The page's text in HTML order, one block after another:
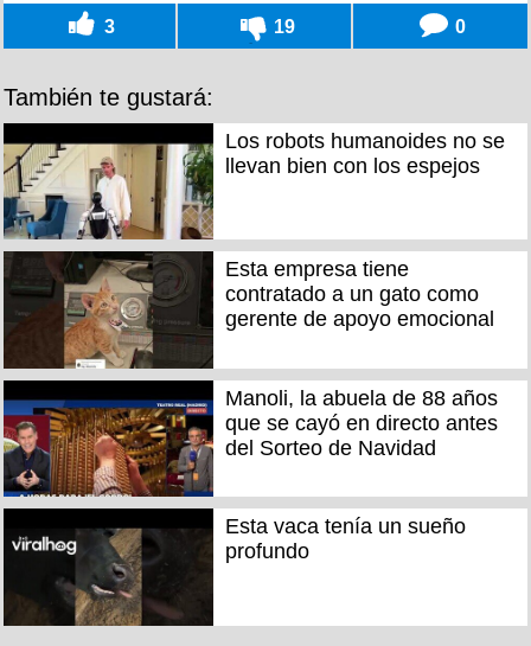
3 19 0
También te gustará:
Los robots humanoides no se
llevan bien con los espejos
Esta empresa tiene
contratado a un gato como
gerente de apoyo emocional
Manoli, la abuela de 88 años
que se cayó en directo antes
del Sorteo de Navidad
Esta vaca tenía un sueño
profundo